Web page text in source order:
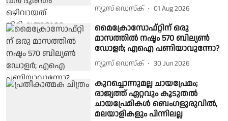
ന്യൂസ് ഡെസ്ക് 01 Aug 2026
മൈക്രോസോഫ്റ്റിന് ഒരു
മാസത്തിൽ നഷ്ടം 570 ബില്യൺ
ഡോളർ; എഐ പണിയാവുന്നോ?
ന്യൂസ് ഡെസ്ക് 30 Jun 2026
കുറച്ചൊന്നുമല്ല ചായപ്രേമം;
രാജ്യത്ത് ഏറ്റവും കൂടുതൽ
ചായപ്രേമികൾ ബെംഗളൂരുവിൽ,
മലയാളികളും പിന്നിലല്ല